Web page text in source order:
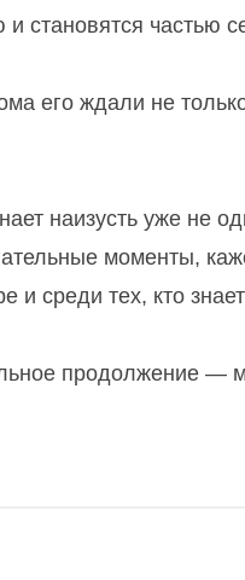
становятся частью
его ждали не
наизусть уже не
моменты,
среди тех, кто знает
продолжение —